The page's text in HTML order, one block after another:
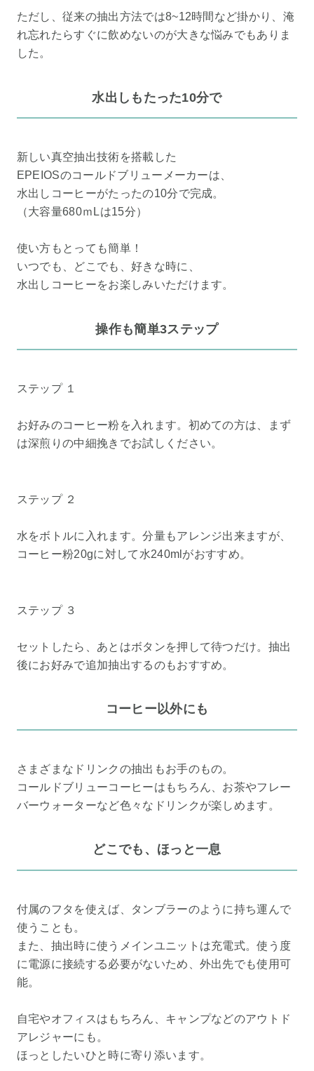
ただし、従来の抽出方法では8~12時間など掛かり、淹
れ忘れたらすぐに飲めないのが大きな悩みでもありま
した。
水出しもたった10分で
新しい真空抽出技術を搭載した
EPEIOSのコールドブリューメーカーは、
水出しコーヒーがたったの10分で完成。
（大容量680ｍLは15分）
使い方もとっても簡単！
いつでも、どこでも、好きな時に、
水出しコーヒーをお楽しみいただけます。
操作も簡単3ステップ
ステップ １
お好みのコーヒー粉を入れます。初めての方は、まず
は深煎りの中細挽きでお試しください。
ステップ ２
水をボトルに入れます。分量もアレンジ出来ますが、
コーヒー粉20gに対して水240mlがおすすめ。
ステップ ３
セットしたら、あとはボタンを押して待つだけ。抽出
後にお好みで追加抽出するのもおすすめ。
コーヒー以外にも
さまざまなドリンクの抽出もお手のもの。
コールドブリューコーヒーはもちろん、お茶やフレー
バーウォーターなど色々なドリンクが楽しめます。
どこでも、ほっと一息
付属のフタを使えば、タンブラーのように持ち運んで
使うことも。
また、抽出時に使うメインユニットは充電式。使う度
に電源に接続する必要がないため、外出先でも使用可
能。
自宅やオフィスはもちろん、キャンプなどのアウトド
アレジャーにも。
ほっとしたいひと時に寄り添います。